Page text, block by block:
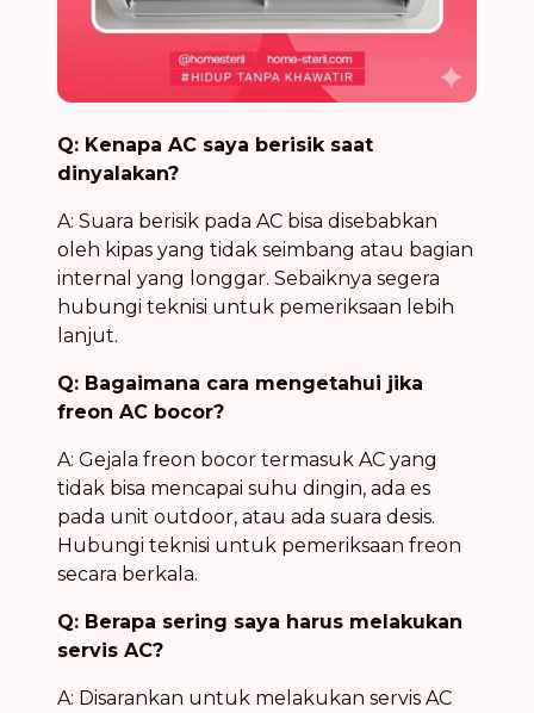
Q: Kenapa AC saya berisik saat
dinyalakan?
A: Suara berisik pada AC bisa disebabkan
oleh kipas yang tidak seimbang atau bagian
internal yang longgar. Sebaiknya segera
hubungi teknisi untuk pemeriksaan lebih
lanjut.
Q: Bagaimana cara mengetahui jika
freon AC bocor?
A: Gejala freon bocor termasuk AC yang
tidak bisa mencapai suhu dingin, ada es
pada unit outdoor, atau ada suara desis.
Hubungi teknisi untuk pemeriksaan freon
secara berkala.
Q: Berapa sering saya harus melakukan
servis AC?
A: Disarankan untuk melakukan servis AC